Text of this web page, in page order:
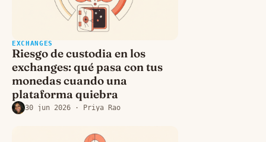
EXCHANGES
Riesgo de custodia en los
exchanges: qué pasa con tus
monedas cuando una
plataforma quiebra
30 jun 2026 · Priya Rao